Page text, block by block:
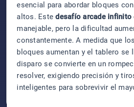
esencial para abordar bloques
altos. Estedesafío arcade infinito
manejable, pero la dificultad
constantemente. A medida que
bloques aumentan y el tablero se
disparo se convierte en un
resolver, exigiendo precisión y
inteligentes para sobrevivir el